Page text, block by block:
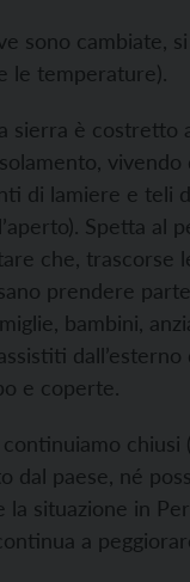
sono cambiate,
le temperature).
sierra è costretto
vivendo
di lamiere e teli
Spetta al
che, trascorse
prendere
bambini,
dall’esterno
e coperte.
chiusi
dal paese, né
la situazione in
a